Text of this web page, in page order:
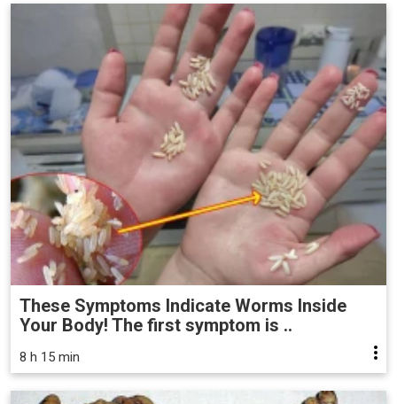
These Symptoms Indicate Worms Inside
Your Body! The first symptom is ..
8 h 15 min